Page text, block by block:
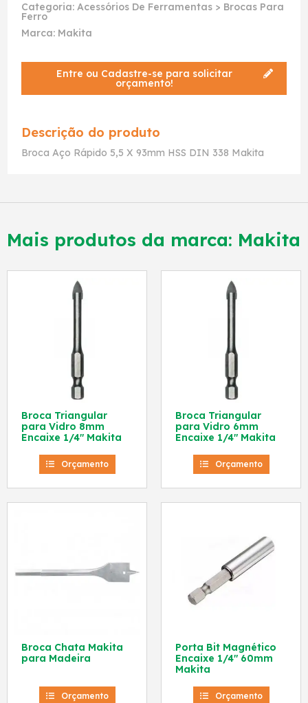
Categoria: Acessórios De Ferramentas > Brocas Para
Ferro
Marca: Makita
Entre ou Cadastre-se para solicitar
orçamento!
Descrição do produto
Broca Aço Rápido 5,5 X 93mm HSS DIN 338 Makita
Mais produtos da marca: Makita
Broca Triangular
para Vidro 8mm
Encaixe 1/4″ Makita
Orçamento
Broca Triangular
para Vidro 6mm
Encaixe 1/4″ Makita
Orçamento
Broca Chata Makita
para Madeira
Orçamento
Porta Bit Magnético
Encaixe 1/4″ 60mm
Makita
Orçamento